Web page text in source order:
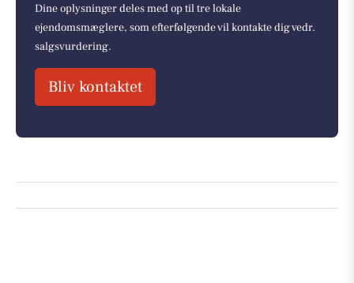
Dine oplysninger deles med op til tre lokale
ejendomsmæglere, som efterfølgende vil kontakte dig vedr.
salgsvurdering.
Bliv kontaktet